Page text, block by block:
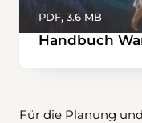
Handbuch
PDF, 3.6 MB
Für die Planung